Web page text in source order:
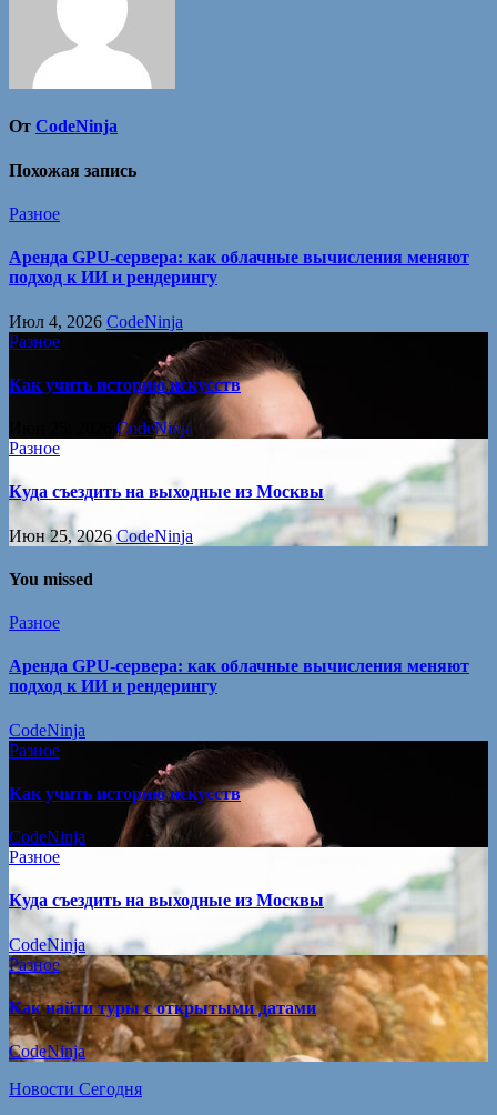
От CodeNinja
Похожая запись
Разное
Аренда GPU-сервера: как облачные вычисления меняют
подход к ИИ и рендерингу
Июл 4, 2026 CodeNinja
Разное
Как учить историю искусств
CodeNinja
Разное
Куда съездить на выходные из Москвы
Июн 25, 2026CodeNinja
You missed
Разное
Аренда GPU-сервера: как облачные вычисления меняют
подход к ИИ и рендерингу
CodeNinja
Разное
Как учить историю искусств
CodeNinja
Разное
Куда съездить на выходные из Москвы
CodeNinja
Разное
Как найти туры с открытыми датами
CodeNinja
Новости Сегодня